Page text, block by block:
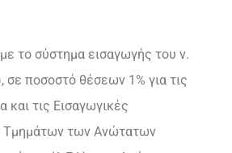
το σύστημα εισαγωγής του ν.
σε ποσοστό θέσεων 1% για τις
και τις Εισαγωγικές
Τμημάτων των Ανώτατων